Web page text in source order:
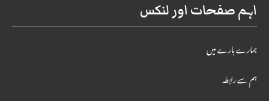
اہم صفحات اور لنکس
ہمارے بارے میں
ہم سے رابطہ